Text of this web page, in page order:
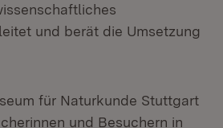
und berät die Umsetzung
für Naturkunde Stuttgart
und Besuchern in